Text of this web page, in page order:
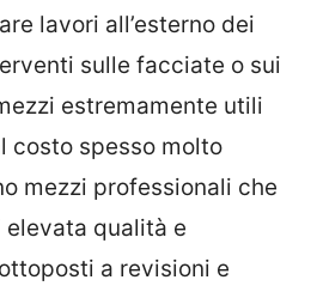
lavori all’esterno dei
sulle facciate o sui
estremamente utili
costo spesso molto
mezzi professionali che
elevata qualità e
a revisioni e